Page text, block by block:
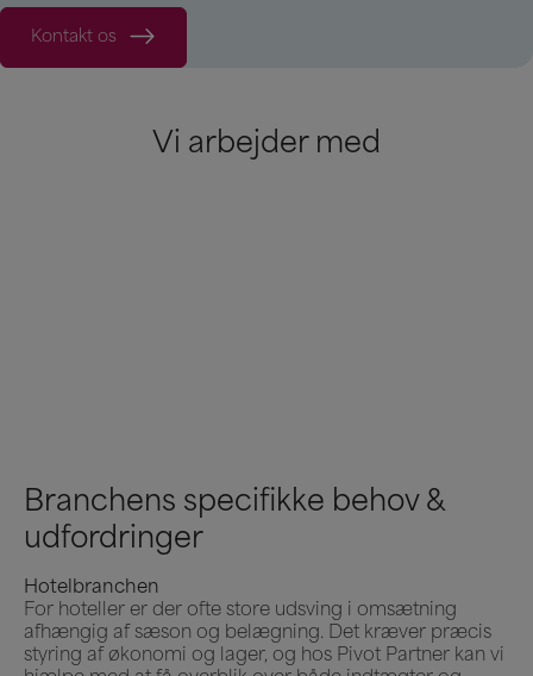
Kontakt os
Vi arbejder med
Branchens specifikke behov &
udfordringer
Hotelbranchen
For hoteller er der ofte store udsving i omsætning
afhængig af sæson og belægning. Det kræver præcis
styring af økonomi og lager, og hos Pivot Partner kan vi